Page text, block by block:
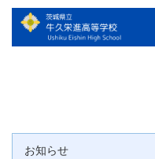
お知らせ